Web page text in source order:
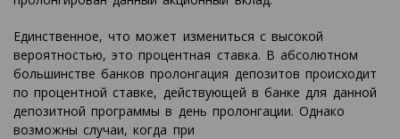
Единственное, что может измениться с высокой
вероятностью, это процентная ставка. В абсолютном
большинстве банков пролонгация депозитов происходит
по процентной ставке, действующей в банке для данной
депозитной программы в день пролонгации. Однако
возможны случаи, когда при